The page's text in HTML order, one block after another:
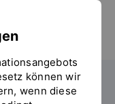
können wir
wenn diese